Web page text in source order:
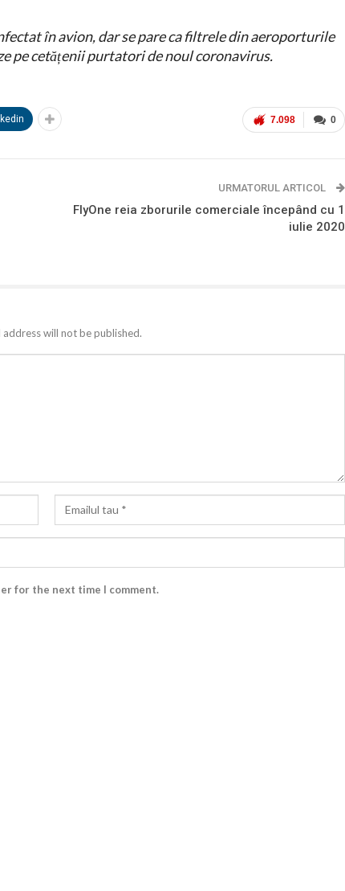
în avion, dar se pare ca filtrele din aeroporturile
pe cetățenii purtatori de noul coronavirus.
0
7.098
URMATORUL ARTICOL
FlyOne reia zborurile comerciale începând cu 1
iulie 2020
address will not be published.
for the next time I comment.